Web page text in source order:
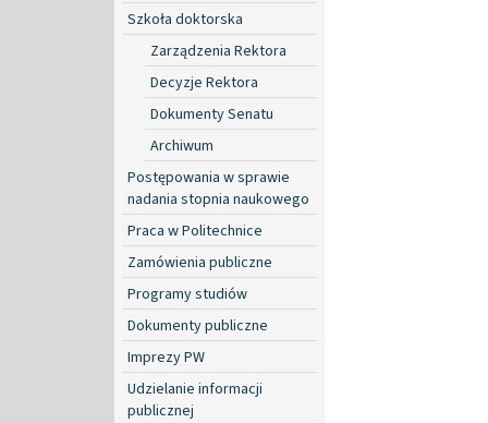
Szkoła doktorska
Zarządzenia Rektora
Decyzje Rektora
Dokumenty Senatu
Archiwum
Postępowania w sprawie
nadania stopnia naukowego
Praca w Politechnice
Zamówienia publiczne
Programy studiów
Dokumenty publiczne
Imprezy PW
Udzielanie informacji
publicznej